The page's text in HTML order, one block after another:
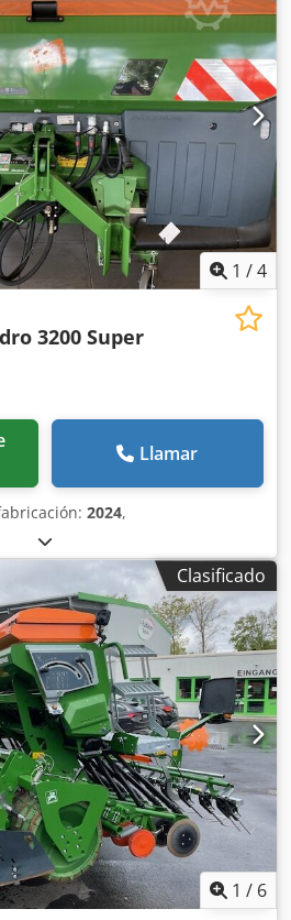
1 /4
3200 Super
Llamar
2024,
Clasificado
1 / 6